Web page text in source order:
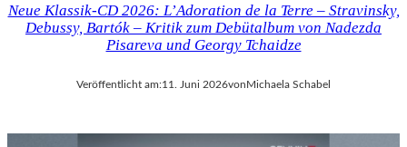
Neue Klassik-CD 2026: L’Adoration de la Terre – Stravinsky,
Debussy, Bartók – Kritik zum Debütalbum von Nadezda
Pisareva und Georgy Tchaidze
Veröffentlicht am:11. Juni 2026vonMichaela Schabel